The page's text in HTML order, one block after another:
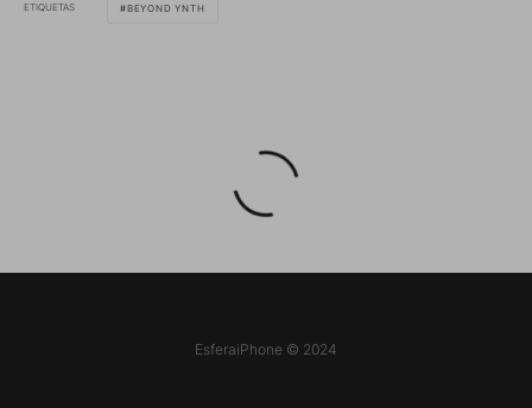
ETIQUETAS BEYOND YNTH
EsferaiPhone © 2024